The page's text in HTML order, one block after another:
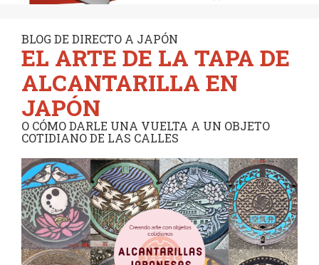
RESTAURANTES
BLOG DE DIRECTO A JAPÓN
EL ARTE DE LA TAPA DE
ALCANTARILLA EN
JAPÓN
O CÓMO DARLE UNA VUELTA A UN OBJETO
COTIDIANO DE LAS CALLES
DESTINOS
RUTAS / MAPAS
CULTURA
RESTAURANTES
SEGUROS
ARRAY